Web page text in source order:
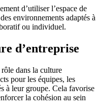
d’utiliser l’espace de
environnements adaptés à
ou individuel.
d’entreprise
dans la culture
pour les équipes, les
à leur groupe. Cela favorise
la cohésion au sein